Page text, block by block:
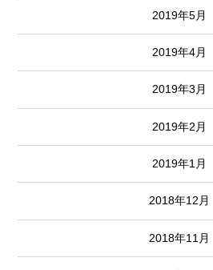
2019年5月
2019年4月
2019年3月
2019年2月
2019年1月
2018年12月
2018年11月